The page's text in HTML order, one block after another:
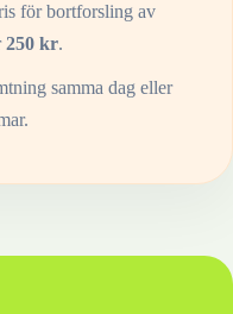
för bortforsling av
250kr.
samma dag eller